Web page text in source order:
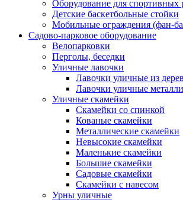
Оборудование для спортивных
Детские баскетбольные стойки
Мобильные ограждения (фан-
Садово-парковое оборудование
Велопарковки
Перголы, беседки
Уличные лавочки
Лавочки уличные из
Лавочки уличные
Уличные скамейки
Скамейки со спинкой
Кованые скамейки
Металлические скамейки
Невысокие скамейки
Маленькие скамейки
Большие скамейки
Садовые скамейки
Скамейки с навесом
Урны уличные